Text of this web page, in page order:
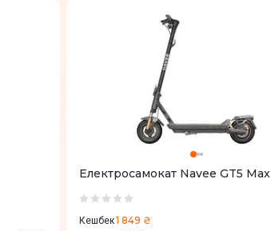
Електросамокат Navee GT5 Max
Кешбек1 849 ₴